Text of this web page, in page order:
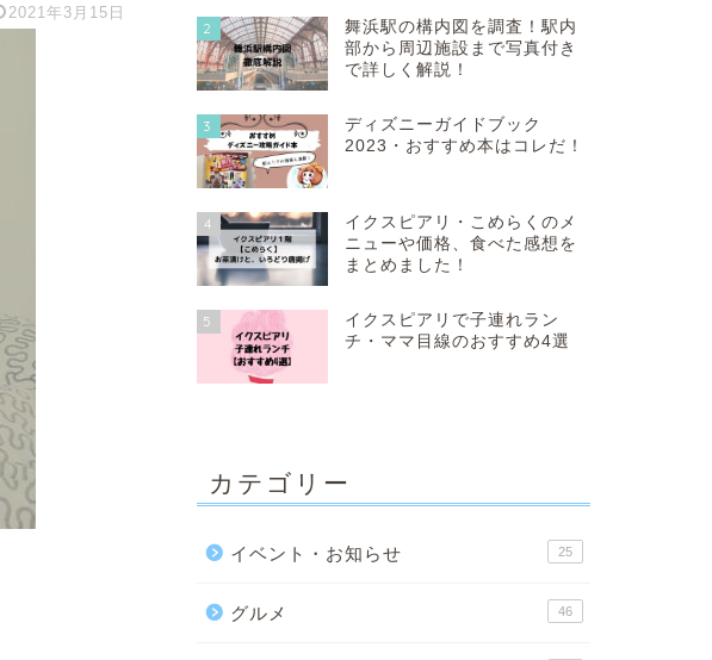
2021年3月15日
2
舞浜駅の構内図を調査！駅内
部から周辺施設まで写真付き
で詳しく解説！
3
ディズニーガイドブック
2023・おすすめ本はコレだ！
4
イクスピアリ・こめらくのメ
ニューや価格、食べた感想を
まとめました！
5
イクスピアリで子連れラン
チ・ママ目線のおすすめ4選
カテゴリー
イベント・お知らせ 25
グルメ 46